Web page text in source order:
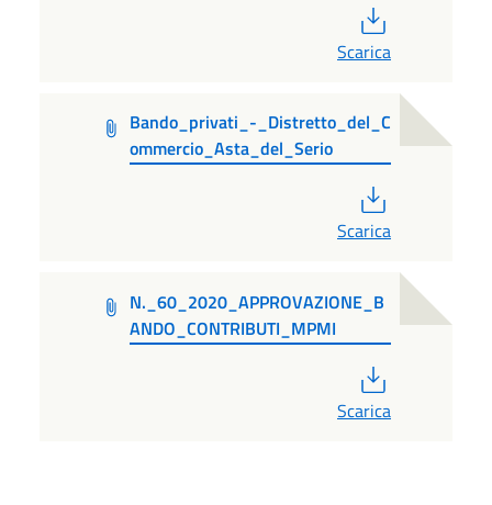
Scarica
Bando_privati_-_Distretto_del_C
ommercio_Asta_del_Serio
Scarica
N._60_2020_APPROVAZIONE_B
ANDO_CONTRIBUTI_MPMI
Scarica